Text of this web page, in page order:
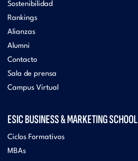
Sostenibilidad
Rankings
Alianzas
Alumni
Contacto
Sala de prensa
Campus Virtual
ESIC BUSINESS & MARKETING SCHOOL
Ciclos Formativos
MBAs